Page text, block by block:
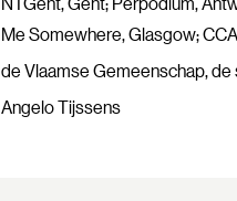
Me Somewhere, Glasgow;
de Vlaamse Gemeenschap,
Angelo Tijssens